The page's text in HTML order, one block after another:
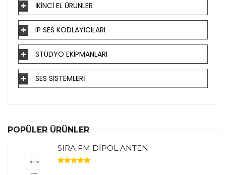
İKİNCİ EL ÜRÜNLER
IP SES KODLAYICILARI
STÜDYO EKİPMANLARI
SES SİSTEMLERİ
POPÜLER ÜRÜNLER
SIRA FM DİPOL ANTEN